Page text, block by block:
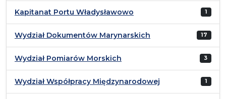
Kapitanat Portu Władysławowo 1
Wydział Dokumentów Marynarskich 17
Wydział Pomiarów Morskich 3
Wydział Współpracy Międzynarodowej 1